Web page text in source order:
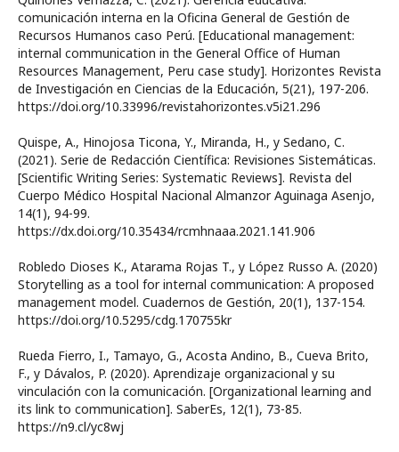
comunicación interna en la Oficina General de Gestión de
Recursos Humanos caso Perú. [Educational management:
internal communication in the General Office of Human
Resources Management, Peru case study]. Horizontes Revista
de Investigación en Ciencias de la Educación, 5(21), 197-206.
https://doi.org/10.33996/revistahorizontes.v5i21.296
Quispe, A., Hinojosa Ticona, Y., Miranda, H., y Sedano, C.
(2021). Serie de Redacción Científica: Revisiones Sistemáticas.
[Scientific Writing Series: Systematic Reviews]. Revista del
Cuerpo Médico Hospital Nacional Almanzor Aguinaga Asenjo,
14(1), 94-99.
https://dx.doi.org/10.35434/rcmhnaaa.2021.141.906
Robledo Dioses K., Atarama Rojas T., y López Russo A. (2020)
Storytelling as a tool for internal communication: A proposed
management model. Cuadernos de Gestión, 20(1), 137-154.
https://doi.org/10.5295/cdg.170755kr
Rueda Fierro, I., Tamayo, G., Acosta Andino, B., Cueva Brito,
F., y Dávalos, P. (2020). Aprendizaje organizacional y su
vinculación con la comunicación. [Organizational learning and
its link to communication]. SaberEs, 12(1), 73-85.
https://n9.cl/yc8wj